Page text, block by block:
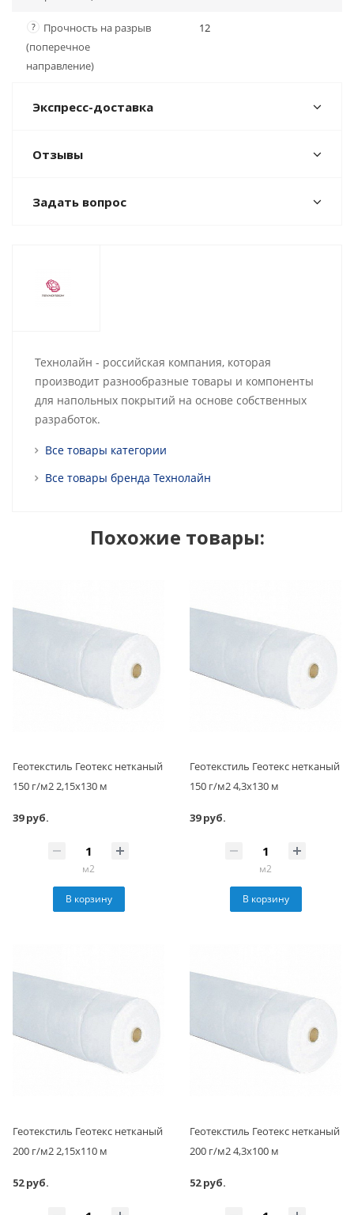
?
Прочность на разрыв
(поперечное
направление)
12
Экспресс-доставка
Отзывы
Задать вопрос
Технолайн - российская компания, которая
производит разнообразные товары и компоненты
для напольных покрытий на основе собственных
разработок.
Все товары категории
Все товары бренда Технолайн
Похожие товары:
Геотекстиль Геотекс нетканый
150 г/м2 2,15х130 м
39 руб.
м2
В корзину
Геотекстиль Геотекс нетканый
150 г/м2 4,3х130 м
39 руб.
м2
В корзину
Геотекстиль Геотекс нетканый
200 г/м2 2,15х110 м
52 руб.
Геотекстиль Геотекс нетканый
200 г/м2 4,3х100 м
52 руб.